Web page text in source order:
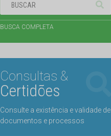
BUSCA COMPLETA
Consultas &
Certidões
Consulte a existência e validade de
documentos e processos